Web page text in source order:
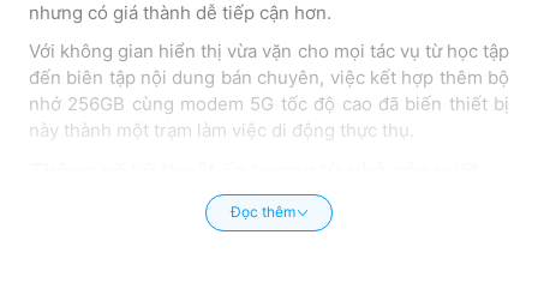
nhưng có giá thành dễ tiếp cận hơn.
Với không gian hiển thị vừa vặn cho mọi tác vụ từ học tập
đến biên tập nội dung bán chuyên, việc kết hợp thêm bộ
nhớ 256GB cùng modem 5G tốc độ cao đã biến thiết bị
này thành một trạm làm việc di động thực thụ.
Thay vì đọc các thông số lý thuyết dày đặc, người dùng
cần lưu ý 5 điểm mấu chốt sau trên dòng sản phẩm này:
Đọc thêm